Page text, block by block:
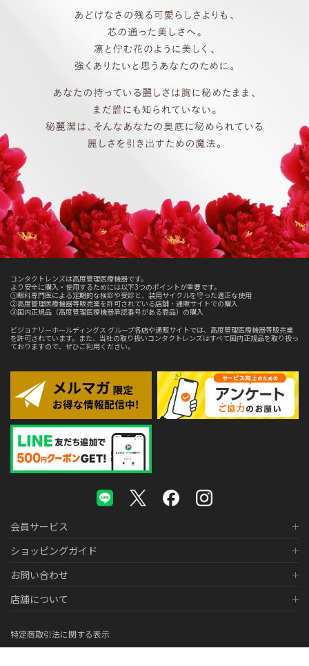
コンタクトレンズは高度管理医療機器です。
より安全に購入・使用するためには以下3つのポイントが重要です。
①眼科専門医による定期的な検診や受診と、装用サイクルを守った適正な使用
②高度管理医療機器等販売業を許可されている店舗・通販サイトでの購入
③国内正規品（高度管理医療機器承認番号がある商品）の購入
ビジョナリーホールディングス グループ各店や通販サイトでは、高度管理医療機器等販売業
を許可されています。また、当社の取り扱いコンタクトレンズはすべて国内正規品を取り扱っ
ておりますので、ぜひご利用ください。
会員サービス
ショッピングガイド
お問い合わせ
店舗について
特定商取引法に関する表示